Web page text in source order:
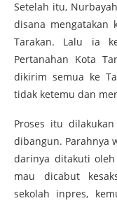
Setelah itu,
disana mengatakan
Tarakan. Lalu ia
Pertanahan Kota
dikirim semua ke
tidak ketemu dan
Proses itu
dibangun. Parahnya
darinya ditakuti
mau dicabut
sekolah inpres,